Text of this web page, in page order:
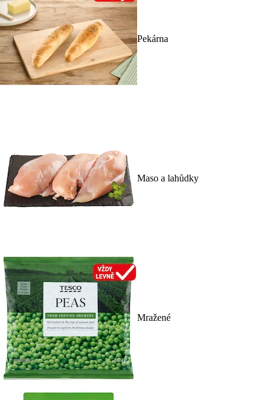
Pekárna
Maso a lahůdky
Mražené